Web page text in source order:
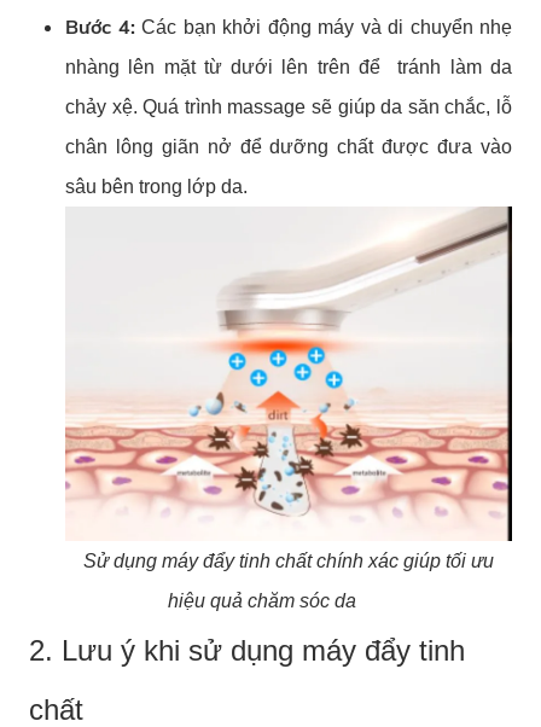
Bước 4: Các bạn khởi động máy và di chuyển nhẹ
nhàng lên mặt từ dưới lên trên để tránh làm da
chảy xệ. Quá trình massage sẽ giúp da săn chắc, lỗ
chân lông giãn nở để dưỡng chất được đưa vào
sâu bên trong lớp da.
Sử dụng máy đẩy tinh chất chính xác giúp tối ưu
hiệu quả chăm sóc da
2. Lưu ý khi sử dụng máy đẩy tinh
chất